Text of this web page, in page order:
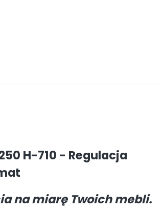
H-710 - Regulacja
na miarę Twoich mebli.